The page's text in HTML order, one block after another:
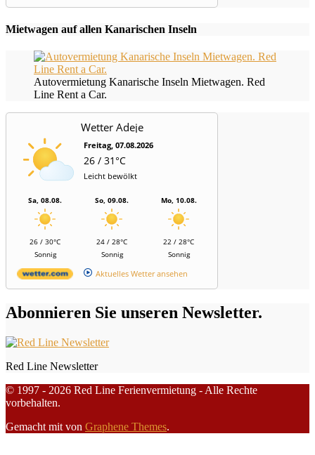
Mietwagen auf allen Kanarischen Inseln
Autovermietung Kanarische Inseln Mietwagen. Red
Line Rent a Car.
Wetter Adeje
Freitag, 07.08.2026
26 / 31°C
Leicht bewölkt
Sa, 08.08.
26 / 30°C
Sonnig
So, 09.08.
24 / 28°C
Sonnig
Mo, 10.08.
22 / 28°C
Sonnig
Aktuelles Wetter ansehen
Abonnieren Sie unseren Newsletter.
Red Line Newsletter
© 1997 - 2026 Red Line Ferienvermietung - Alle Rechte
vorbehalten.
Gemacht mit von Graphene Themes.